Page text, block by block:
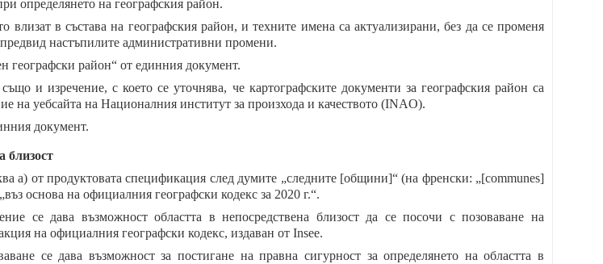
определянето на географския район.
влизат в състава на географския район, и техните имена са актуализирани, без да се променя
предвид настъпилите административни промени.
географски район“ от единния документ.
и изречение, с което се уточнява, че картографските документи за географския район са
на уебсайта на Националния институт за произхода и качеството (INAO).
документ.
близост
а) от продуктовата спецификация след думите „следните [общини]“ (на френски: „[communes]
основа на официалния географски кодекс за 2020 г.“.
се дава възможност областта в непосредствена близост да се посочи с позоваване на
на официалния географски кодекс, издаван от Insee.
се дава възможност за постигане на правна сигурност за определянето на областта в